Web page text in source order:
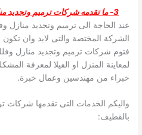
3- ما تقدمه شركات ترميم وتجديد منازل وفلل بالقطيف من خدمات.
عند الحاجة الى ترميم وتجديد منازل
الشركة المختصة والتى لابد وان
فتوم شركات ترميم وتجديد منازل
لمعاينة المنزل او الفيلا لمعرفة
خبراء من مهندسين وعمال خبرة.
واليكم الخدمات التى تقدمها شركات
بالقطيف: